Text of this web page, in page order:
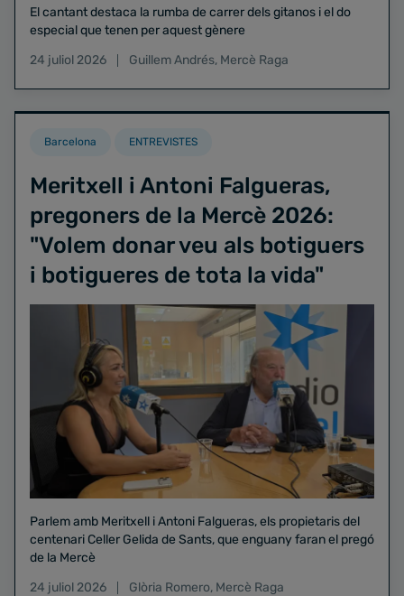
El cantant destaca la rumba de carrer dels gitanos i el do
especial que tenen per aquest gènere
24 juliol 2026
Guillem Andrés, Mercè Raga
Barcelona ENTREVISTES
Meritxell i Antoni Falgueras,
pregoners de la Mercè 2026:
"Volem donar veu als botiguers
i botigueres de tota la vida"
Parlem amb Meritxell i Antoni Falgueras, els propietaris del
centenari Celler Gelida de Sants, que enguany faran el pregó
de la Mercè
24 juliol 2026
Glòria Romero, Mercè Raga